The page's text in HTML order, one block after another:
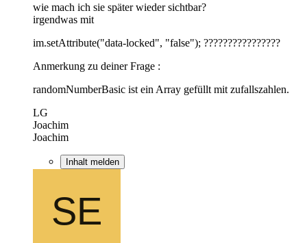
wie mach ich sie später wieder sichtbar?
irgendwas mit
im.setAttribute("data-locked", "false"); ????????????????
Anmerkung zu deiner Frage :
randomNumberBasic ist ein Array gefüllt mit zufallszahlen.
LG
Joachim
Joachim
Inhalt melden